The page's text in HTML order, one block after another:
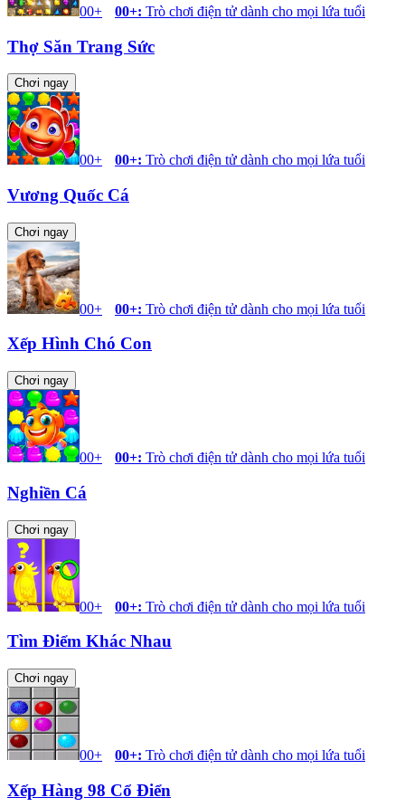
00+ 00+: Trò chơi điện tử dành cho mọi lứa tuổi
Thợ Săn Trang Sức
Chơi ngay
00+ 00+: Trò chơi điện tử dành cho mọi lứa tuổi
Vương Quốc Cá
Chơi ngay
00+ 00+: Trò chơi điện tử dành cho mọi lứa tuổi
Xếp Hình Chó Con
Chơi ngay
00+ 00+: Trò chơi điện tử dành cho mọi lứa tuổi
Nghiền Cá
Chơi ngay
00+ 00+: Trò chơi điện tử dành cho mọi lứa tuổi
Tìm Điểm Khác Nhau
Chơi ngay
00+ 00+: Trò chơi điện tử dành cho mọi lứa tuổi
Xếp Hàng 98 Cổ Điển